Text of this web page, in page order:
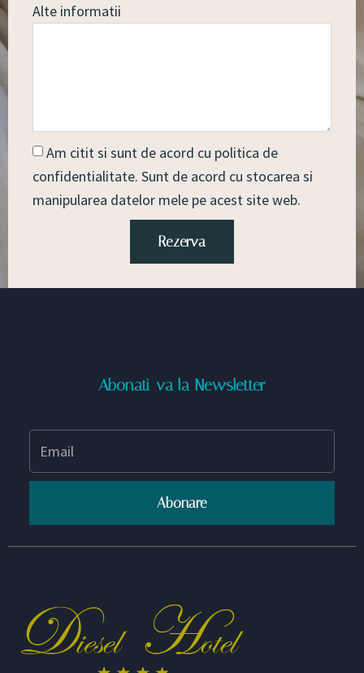
Alte informatii
Am citit si sunt de acord cu politica de
confidentialitate. Sunt de acord cu stocarea si
manipularea datelor mele pe acest site web.
Rezerva
Abonati-va la Newsletter
Abonare